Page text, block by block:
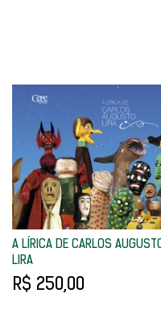
A LÍRICA DE CARLOS
LIRA
R$ 250,00